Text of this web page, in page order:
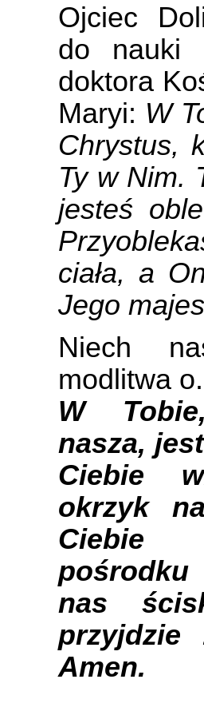
Ojciec
do nauki
doktora
Maryi: W
Chrystus,
Ty w Nim.
jesteś
ciała, a
Jego
Niech
modlitwa
W
nasza,
Ciebie
okrzyk
Ciebie
nas
przyjdzie
Amen.